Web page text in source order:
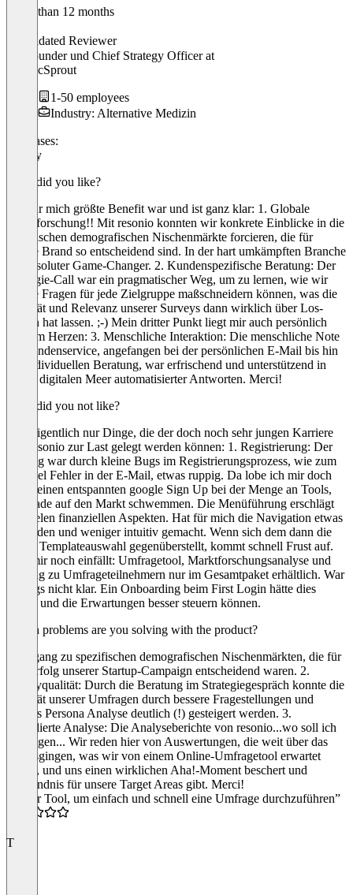
Older than 12 months
Validated Reviewer
Co-Founder und Chief Strategy Officerat
CrypticSprout
1-50 employees
Industry: Alternative Medizin
Use cases:
Survey
What did you like?
Der für mich größte Benefit war und ist ganz klar: 1. Globale
Marktforschung!! Mit resonio konnten wir konkrete Einblicke in die
spezifischen demografischen Nischenmärkte forcieren, die für
unsere Brand so entscheidend sind. In der hart umkämpften Branche
ein absoluter Game-Changer. 2. Kundenspezifische Beratung: Der
Strategie-Call war ein pragmatischer Weg, um zu lernen, wie wir
unsere Fragen für jede Zielgruppe maßschneidern können, was die
Qualität und Relevanz unserer Surveys dann wirklich über Los-
Gehen hat lassen. ;-) Mein dritter Punkt liegt mir auch persönlich
sehr am Herzen: 3. Menschliche Interaktion: Die menschliche Note
im Kundenservice, angefangen bei der persönlichen E-Mail bis hin
zur individuellen Beratung, war erfrischend und unterstützend in
einem digitalen Meer automatisierter Antworten. Merci!
What did you not like?
Hier eigentlich nur Dinge, die der doch noch sehr jungen Karriere
von resonio zur Last gelegt werden können: 1. Registrierung: Der
Anfang war durch kleine Bugs im Registrierungsprozess, wie zum
Beispiel Fehler in der E-Mail, etwas ruppig. Da lobe ich mir doch
lieber einen entspannten google Sign Up bei der Menge an Tools,
die grade auf den Markt schwemmen. Die Menüführung erschlägt
mit vielen finanziellen Aspekten. Hat für mich die Navigation etwas
überladen und weniger intuitiv gemacht. Wenn sich dem dann die
kleine Templateauswahl gegenüberstellt, kommt schnell Frust auf.
Was mir noch einfällt: Umfragetool, Marktforschungsanalyse und
Zugang zu Umfrageteilnehmern nur im Gesamtpaket erhältlich. War
anfangs nicht klar. Ein Onboarding beim First Login hätte dies
klären und die Erwartungen besser steuern können.
Which problems are you solving with the product?
1. Zugang zu spezifischen demografischen Nischenmärkten, die für
den Erfolg unserer Startup-Campaign entscheidend waren. 2.
Surveyqualität: Durch die Beratung im Strategiegespräch konnte die
Qualität unserer Umfragen durch bessere Fragestellungen und
Buyers Persona Analyse deutlich (!) gesteigert werden. 3.
Detaillierte Analyse: Die Analyseberichte von resonio...wo soll ich
Anfangen... Wir reden hier von Auswertungen, die weit über das
hinausgingen, was wir von einem Online-Umfragetool erwartet
hatten, und uns einen wirklichen Aha!-Moment beschert und
Verständnis für unsere Target Areas gibt. Merci!
“Super Tool, um einfach und schnell eine Umfrage durchzuführen”
T